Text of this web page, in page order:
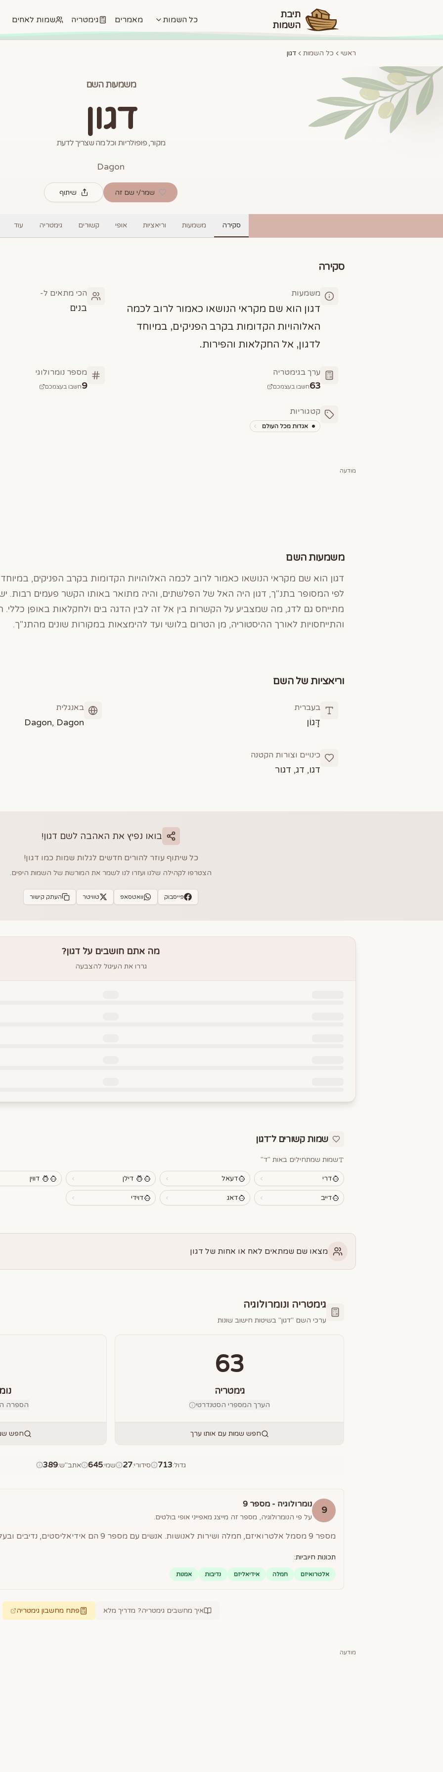
תיבת
השמות
כל השמות מאמרים גימטריה שמות לאחים
ראשי כל השמות דגון
משמעות השם
דגון
מקור, פופולריות וכל מה שצריך לדעת
Dagon
שמר/י שם זה שיתוף
סקירה משמעות וריאציות אופי קשורים גימטריה עוד
סקירה
משמעות
דגון הוא שם מקראי הנושאו כאמור לרוב לכמה
האלוהויות הקדומות בקרב הפניקים, במיוחד
לדגון, אל החקלאות והפירות.
הכי מתאים ל-
בנים
ערך בגימטריה
63חשבו בעצמכם
מספר נומרולוגי
9חשבו בעצמכם
קטגוריות
אגדות מכל העולם
מודעה
משמעות השם
דגון הוא שם מקראי הנושאו כאמור לרוב לכמה האלוהויות הקדומות בקרב הפניקים,
לפי המסופר בתנ"ך, דגון היה האל של הפלשתים, והיה מתואר באותו הקשר פעמים רבות.
מתייחס גם לדג, מה שמצביע על הקשרות בין אל זה לבין הדגה בים ולחקלאות באופן כללי.
והתייחסויות לאורך ההיסטוריה, מן הטרום בלושי ועד להימצאות במקורות שונים מהתנ"ך.
וריאציות של השם
בעברית
דָּגוֹן
באנגלית
Dagon, Dagon
כינויים וצורות הקטנה
דגו, דג, דגור
בואו נפיץ את האהבה לשם דגון!
כל שיתוף עוזר להורים חדשים לגלות שמות כמו דגון!
הצטרפו לקהילה שלנו ועזרו לנו לשמר את המורשת של השמות היפים.
פייסבוק וואטסאפ טוויטר העתק קישור
מה אתם חושבים על דגון?
גררו את העיגול להצבעה
שמות קשורים ל־דגון
שמות שמתחילים באות "ד"
דרי דעאל דילן דווין
דייב דאג דוידי
מצאו שם שמתאים לאח או אחות של דגון
גימטריה ונומרולוגיה
ערכי השם "דגון" בשיטות חישוב שונות
63
גימטריה
הערך המספרי הסטנדרטי
חפש שמות עם אותו ערך
הספרה
חפש
גדול:
713 סידורי:
27 שמי:
645 אתב"ש:
389
9
נומרולוגיה - מספר 9
על פי הנומרולוגיה, מספר זה מייצג מאפייני אופי בולטים.
מספר 9 מסמל אלטרואיזם, חמלה ושירות לאנושות. אנשים עם מספר 9 הם אידיאליסטים, נדיבים ובעלי תודעה גלובלית.
תכונות חיוביות:
אלטרואיזם חמלה אידיאליזם נדיבות אמנות
איך מחשבים גימטריה? מדריך מלא פתח מחשבון גימטריה
מודעה